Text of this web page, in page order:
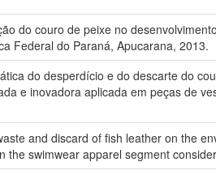
do couro de peixe no
Federal do Paraná, Apucarana, 2013.
do desperdício e do descarte do
e inovadora aplicada em peças de
and discard of fish leather on the
the swimwear apparel segment